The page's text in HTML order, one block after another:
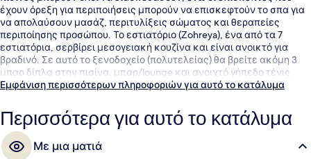
έχουν όρεξη για περιποιήσεις μπορούν να επισκεφτούν το σπα για
να απολαύσουν μασάζ, περιτυλίξεις σώματος και θεραπείες
περιποίησης προσώπου. Το εστιατόριο (Zohreya), ένα από τα 7
εστιατόρια, σερβίρει μεσογειακή κουζίνα και είναι ανοικτό για
βραδινό. Σε αυτό το ξενοδοχείο (πολυτελείας) θα βρείτε ακόμη 3
μπαρ δίπλα στην πισίνα, μπαρ/lounge και ανοιχτό γήπεδο τένις.
Εμφάνιση περισσότερων πληροφοριών για αυτό το κατάλυμα
Περισσότερα για αυτό το κατάλυμα
Με μια ματιά